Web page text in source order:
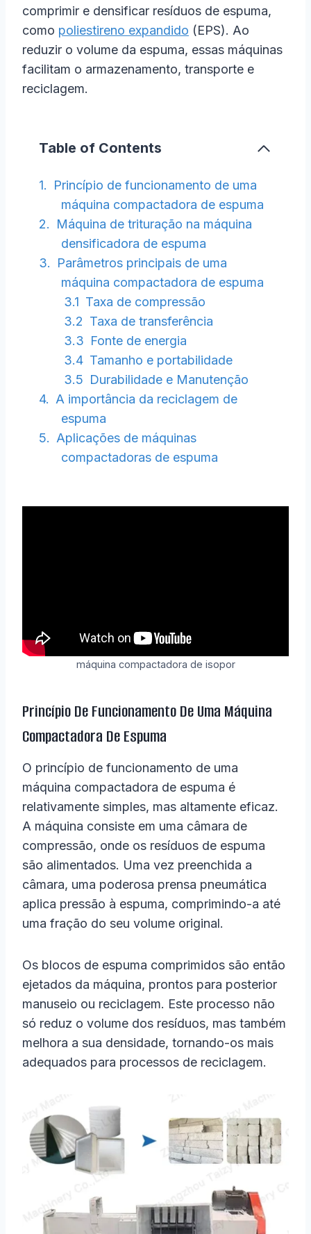
comprimir e densificar resíduos de espuma,
como poliestireno expandido (EPS). Ao
reduzir o volume da espuma, essas máquinas
facilitam o armazenamento, transporte e
reciclagem.
Table of Contents
Princípio de funcionamento de uma
máquina compactadora de espuma
Máquina de trituração na máquina
densificadora de espuma
Parâmetros principais de uma
máquina compactadora de espuma
Taxa de compressão
Taxa de transferência
Fonte de energia
Tamanho e portabilidade
Durabilidade e Manutenção
A importância da reciclagem de
espuma
Aplicações de máquinas
compactadoras de espuma
máquina compactadora de isopor
Princípio De Funcionamento De Uma Máquina
Compactadora De Espuma
O princípio de funcionamento de uma
máquina compactadora de espuma é
relativamente simples, mas altamente eficaz.
A máquina consiste em uma câmara de
compressão, onde os resíduos de espuma
são alimentados. Uma vez preenchida a
câmara, uma poderosa prensa pneumática
aplica pressão à espuma, comprimindo-a até
uma fração do seu volume original.
Os blocos de espuma comprimidos são então
ejetados da máquina, prontos para posterior
manuseio ou reciclagem. Este processo não
só reduz o volume dos resíduos, mas também
melhora a sua densidade, tornando-os mais
adequados para processos de reciclagem.